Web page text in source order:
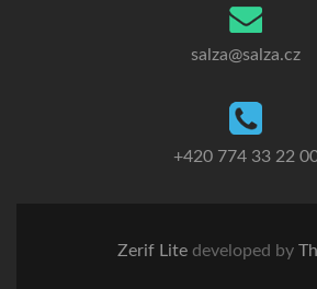
salza@salza.cz
+420 774 33 22
Zerif Lite developed by